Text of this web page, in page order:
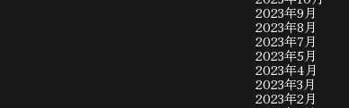
2023年9月
2023年8月
2023年7月
2023年5月
2023年4月
2023年3月
2023年2月